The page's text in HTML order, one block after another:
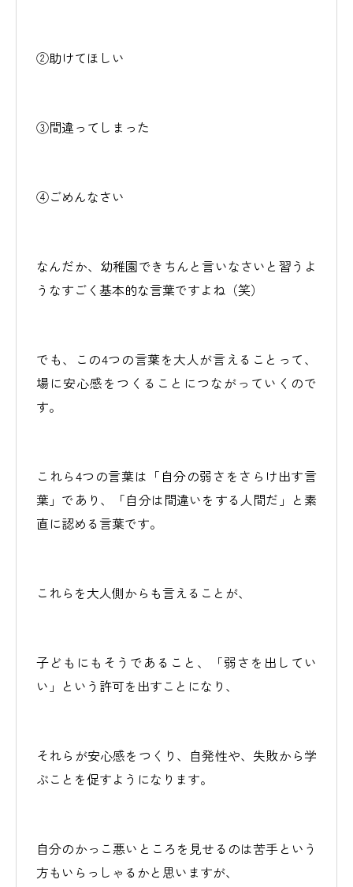
②助けてほしい
③間違ってしまった
④ごめんなさい
なんだか、幼稚園できちんと言いなさいと習うよ
うなすごく基本的な言葉ですよね（笑）
でも、この4つの言葉を大人が言えることって、
場に安心感をつくることにつながっていくので
す。
これら4つの言葉は「自分の弱さをさらけ出す言
葉」であり、「自分は間違いをする人間だ」と素
直に認める言葉です。
これらを大人側からも言えることが、
子どもにもそうであること、「弱さを出してい
い」という許可を出すことになり、
それらが安心感をつくり、自発性や、失敗から学
ぶことを促すようになります。
自分のかっこ悪いところを見せるのは苦手という
方もいらっしゃるかと思いますが、